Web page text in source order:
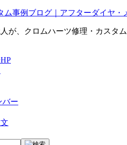
ム事例ブログ｜アフターダイヤ・
が、クロムハーツ修理・カスタ
バー